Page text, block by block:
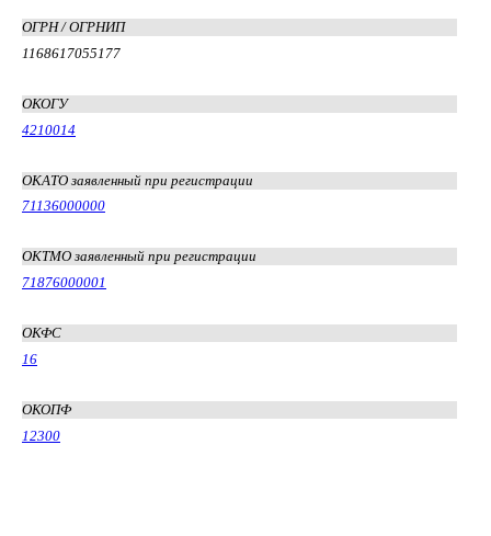
ОГРН / ОГРНИП
1168617055177
ОКОГУ
4210014
ОКАТО заявленный при регистрации
71136000000
ОКТМО заявленный при регистрации
71876000001
ОКФС
16
ОКОПФ
12300